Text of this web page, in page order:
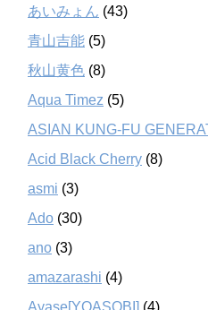
あいみょん (43)
青山吉能 (5)
秋山黄色 (8)
Aqua Timez (5)
ASIAN KUNG-FU
Acid Black Cherry (8)
asmi (3)
Ado (30)
ano (3)
amazarashi (4)
Ayase[YOASOBI] (4)